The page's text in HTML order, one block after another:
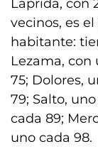
Laprida, con
vecinos, es
habitante:
Lezama, con
75; Dolores,
79; Salto,
cada 89;
uno cada 98.